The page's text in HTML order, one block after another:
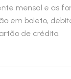
mensal e as
em boleto,
de crédito.